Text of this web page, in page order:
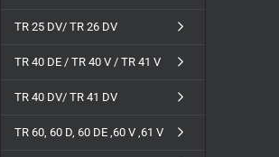
TR 25 DV/ TR 26 DV
TR 40 DE / TR 40 V / TR 41 V
TR 40 DV/ TR 41 DV
TR 60, 60 D, 60 DE ,60 V ,61 V